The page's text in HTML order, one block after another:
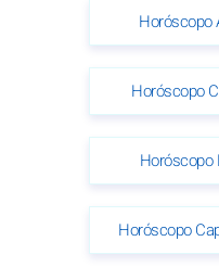
Horóscopo
Horóscopo
Horóscopo
Horóscopo